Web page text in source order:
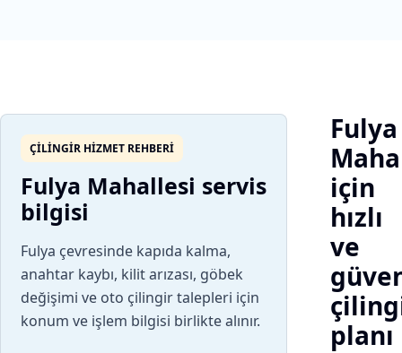
ÇILINGIR HIZMET REHBERI
Fulya Mahallesi servis
bilgisi
Fulya çevresinde kapıda kalma,
anahtar kaybı, kilit arızası, göbek
değişimi ve oto çilingir talepleri için
konum ve işlem bilgisi birlikte alınır.
Fulya
için
hızlı
ve
planı